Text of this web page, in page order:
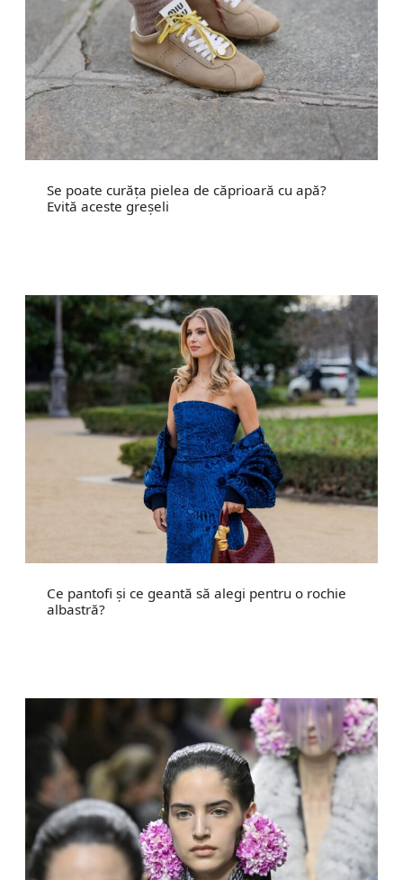
Se poate curăța pielea de căprioară cu apă?
Evită aceste greșeli
Ce pantofi și ce geantă să alegi pentru o rochie
albastră?